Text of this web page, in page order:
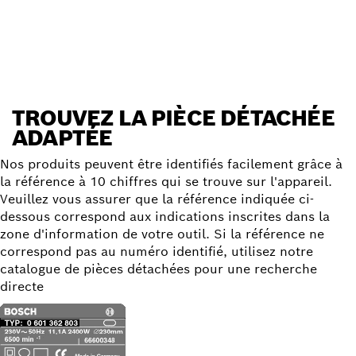
TROUVEZ LA PIÈCE DÉTACHÉE
ADAPTÉE
Nos produits peuvent être identifiés facilement grâce à
la référence à 10 chiffres qui se trouve sur l'appareil.
Veuillez vous assurer que la référence indiquée ci-
dessous correspond aux indications inscrites dans la
zone d'information de votre outil. Si la référence ne
correspond pas au numéro identifié, utilisez notre
catalogue de pièces détachées pour une recherche
directe